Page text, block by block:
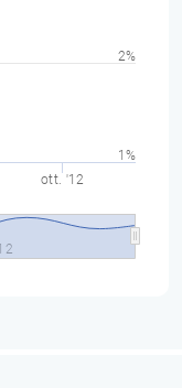
ott. '12
1%
2%